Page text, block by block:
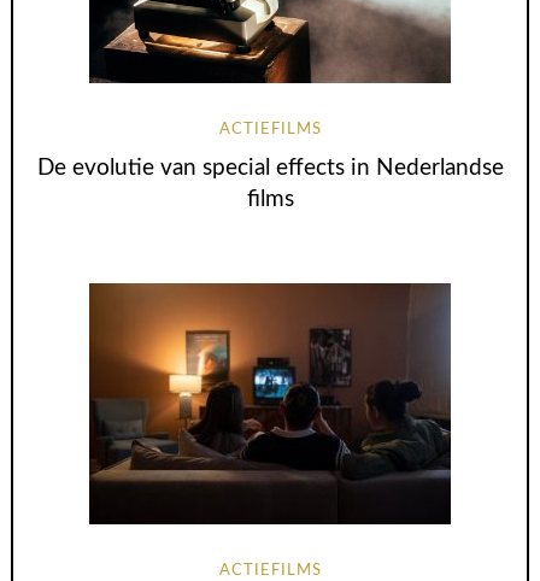
ACTIEFILMS
De evolutie van special effects in Nederlandse
films
ACTIEFILMS